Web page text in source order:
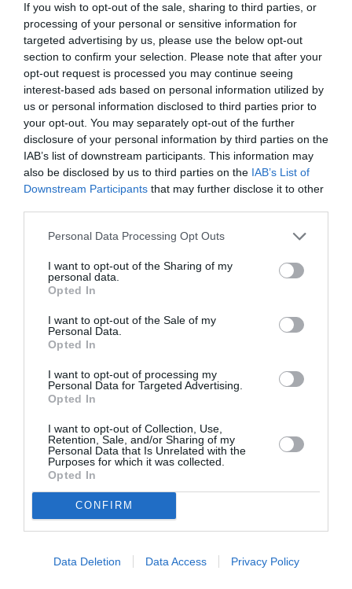
If you wish to opt-out of the sale, sharing to third parties, or
processing of your personal or sensitive information for
targeted advertising by us, please use the below opt-out
section to confirm your selection. Please note that after your
opt-out request is processed you may continue seeing
interest-based ads based on personal information utilized by
us or personal information disclosed to third parties prior to
your opt-out. You may separately opt-out of the further
disclosure of your personal information by third parties on the
IAB’s list of downstream participants. This information may
also be disclosed by us to third parties on the IAB’s List of
Downstream Participants that may further disclose it to other
Personal Data Processing Opt Outs
I want to opt-out of the Sharing of my
personal data.
Opted In
I want to opt-out of the Sale of my
Personal Data.
Opted In
I want to opt-out of processing my
Personal Data for Targeted Advertising.
Opted In
I want to opt-out of Collection, Use,
Retention, Sale, and/or Sharing of my
Personal Data that Is Unrelated with the
Purposes for which it was collected.
Opted In
CONFIRM
Data Deletion Data Access Privacy Policy
Δείτε όλα τατελευταία νέαγια την Τέχνη και τον
Πολιτισμό στοCulturenow.gr
Νέοι Διαγωνισμοί❯
Tags
ΓΙΩΡΓΟΣ ΚΑΡΑΜΠΕΛΙΑΣ
ΔΩΡΕΑΝ ΕΚΔΗΛΩΣΕΙΣ
ΛΑΟΚΡΑΤΗΣ ΒΑΣΣΗΣ
Newsletter
Κάθε βδομάδα στο e-mail σας τα τελευταία νέα για
την Τέχνη και τον Πολιτισμό!
Ακολουθήστε το Culturenow.gr
Σχετικά Άρθρα